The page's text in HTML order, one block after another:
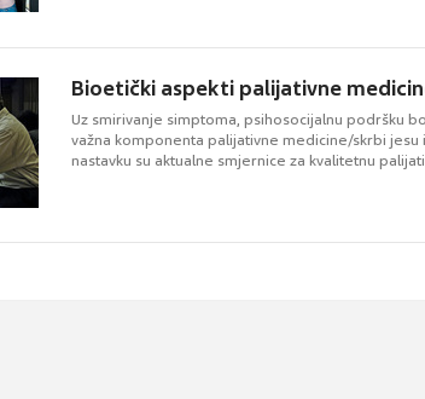
Bioetički aspekti palijativne
Uz smirivanje simptoma, psihosocijalnu podršku
važna komponenta palijativne medicine/skrbi jesu
nastavku su aktualne smjernice za kvalitetnu